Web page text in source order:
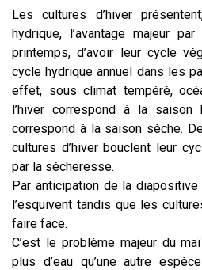
Les cultures d’hiver
hydrique, l’avantage majeur
printemps, d’avoir leur cycle
cycle hydrique annuel dans les
effet, sous climat tempéré,
l’hiver correspond à la saison
correspond à la saison sèche.
cultures d’hiver bouclent leur
par la sécheresse.
Par anticipation de la diapositive
l’esquivent tandis que les
faire face.
C’est le problème majeur du
plus d’eau qu’une autre